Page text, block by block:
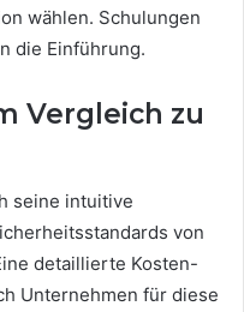
wählen. Schulungen
die Einführung.
Vergleich zu
seine intuitive
von
detaillierte Kosten-
Unternehmen für diese